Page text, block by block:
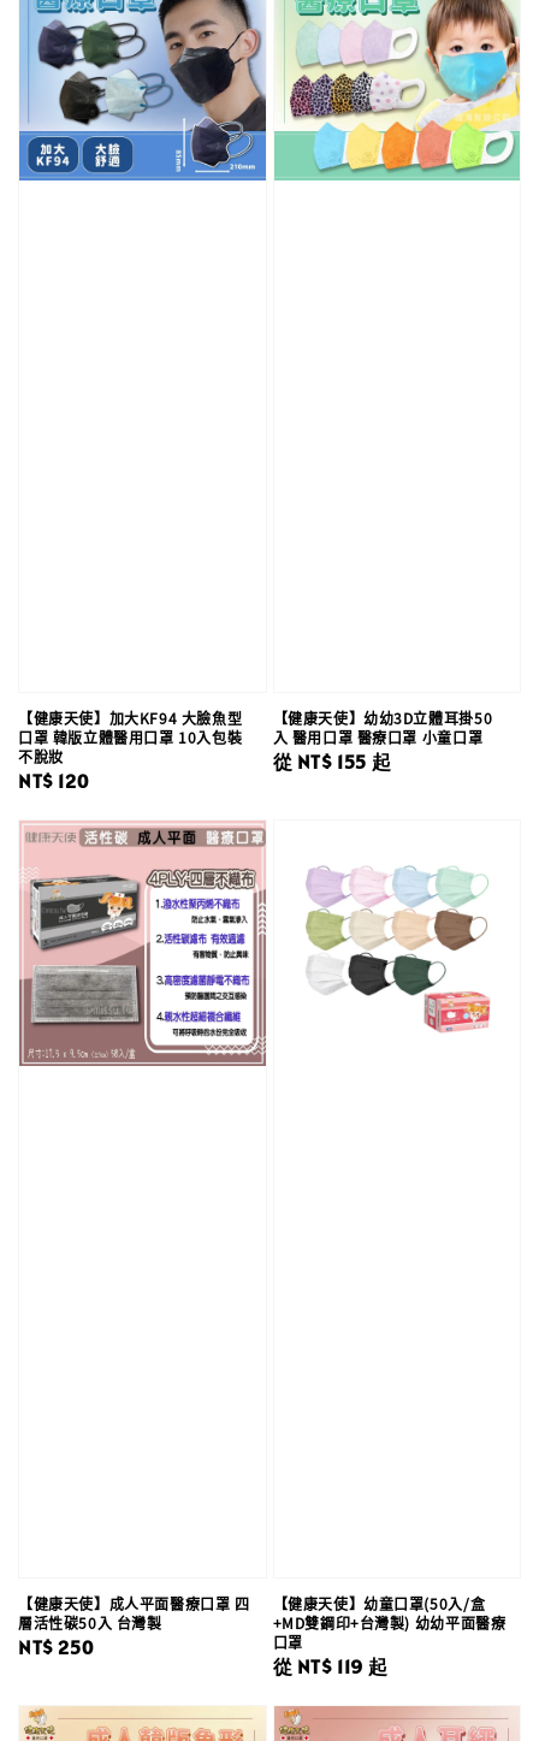
【健康天使】加大KF94 大臉魚型
口罩 韓版立體醫用口罩 10入包裝
不脫妝
Regular
NT$ 120
【健康天使】幼幼3D立體耳掛50
入 醫用口罩 醫療口罩 小童口罩
Regular
從 NT$ 155 起
【健康天使】成人平面醫療口罩 四
層活性碳50入 台灣製
Regular
NT$ 250
【健康天使】幼童口罩(50入/盒
+MD雙鋼印+台灣製) 幼幼平面醫療
口罩
Regular
從 NT$ 119 起